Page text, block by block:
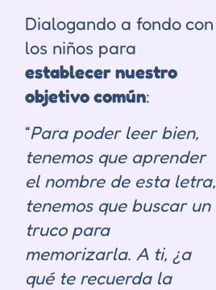
Dialogando a fondo con
los niños para
establecer nuestro
objetivo común:
“Para poder leer bien,
tenemos que aprender
el nombre de esta letra,
tenemos que buscar un
truco para
memorizarla. A ti, ¿a
qué te recuerda la